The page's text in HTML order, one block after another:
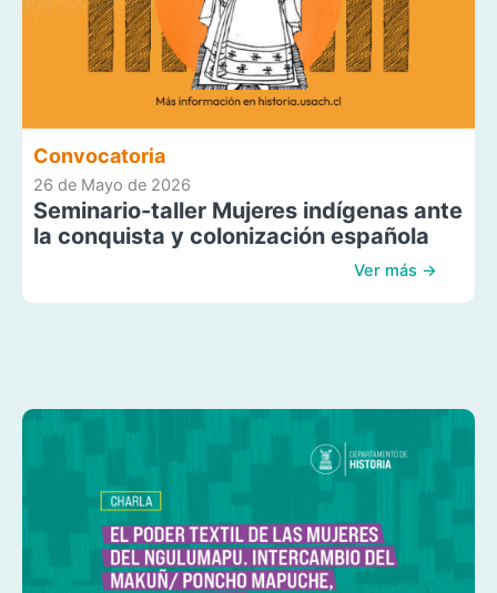
Convocatoria
26 de Mayo de 2026
Seminario-taller Mujeres indígenas ante
la conquista y colonización española
Ver más →